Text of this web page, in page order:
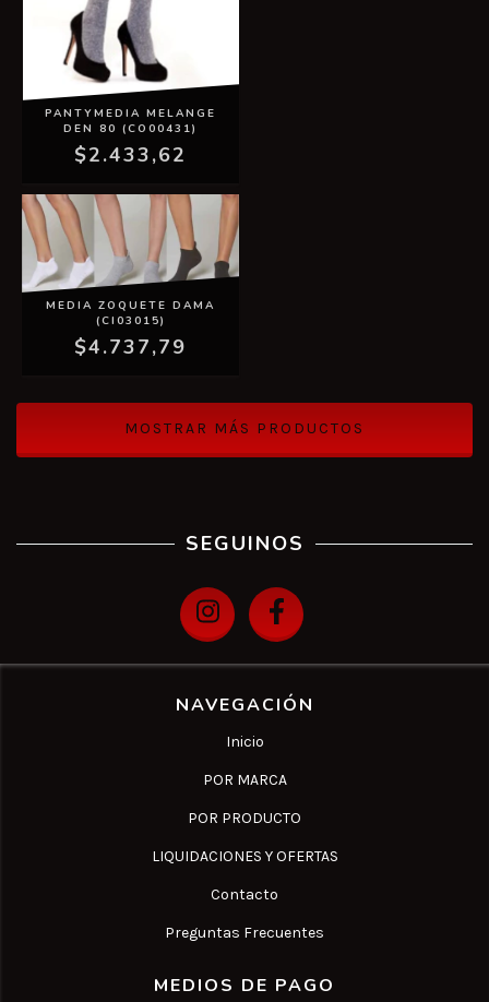
PANTYMEDIA MELANGE
DEN 80 (CO00431)
$2.433,62
MEDIA ZOQUETE DAMA
(CI03015)
$4.737,79
MOSTRAR MÁS PRODUCTOS
SEGUINOS
NAVEGACIÓN
Inicio
POR MARCA
POR PRODUCTO
LIQUIDACIONES Y OFERTAS
Contacto
Preguntas Frecuentes
MEDIOS DE PAGO